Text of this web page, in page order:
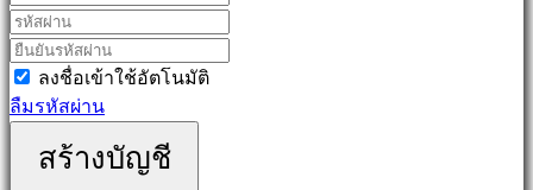
games
Puzzle
games
games
เด
ลงชื่อเข้าใช้อัตโนมัติ
ลืมรหัสผ่าน
สร้างบัญชี